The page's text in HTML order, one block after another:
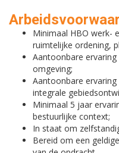
Minimaal HBO werk-
ruimtelijke ordening,
Aantoonbare
omgeving;
Aantoonbare
integrale
Minimaal 5 jaar
bestuurlijke context;
In staat om
Bereid om een